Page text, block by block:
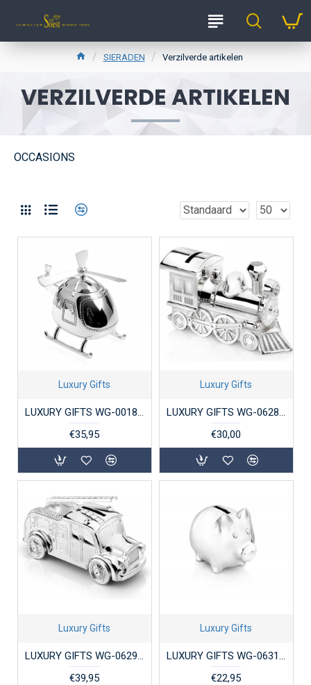
SIERADEN Verzilverde artikelen
VERZILVERDE ARTIKELEN
OCCASIONS
Luxury Gifts
LUXURY GIFTS WG-00180 SPAARPOT VERZILVERD HELIKOPTER
€35,95
Luxury Gifts
LUXURY GIFTS WG-06289 SPAARPOT VERZILVERD LOCOMOTIEF
€30,00
Luxury Gifts
LUXURY GIFTS WG-06295 VERZILVERDE SPAARPOT BRANDWEERAUTO
€39,95
Luxury Gifts
LUXURY GIFTS WG-06314 VERZILVERDE SPAARPOT VARKEN
€22,95